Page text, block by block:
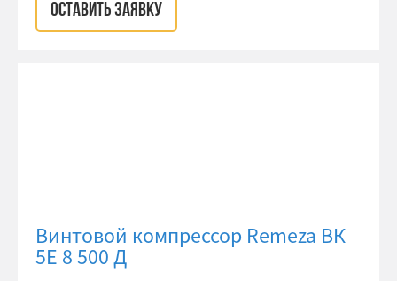
ОСТАВИТЬ ЗАЯВКУ
Винтовой компрессор Remeza ВК
5E 8 500 Д